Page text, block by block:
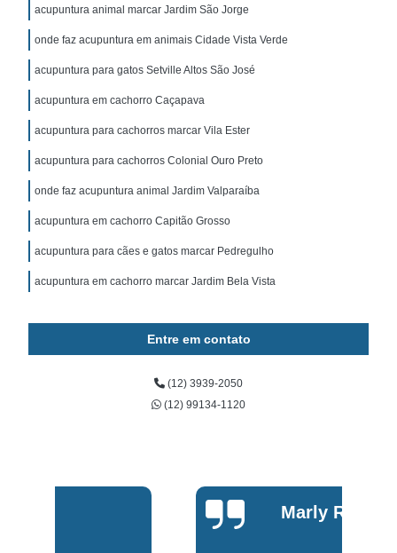
acupuntura animal marcar Jardim São Jorge
onde faz acupuntura em animais Cidade Vista Verde
acupuntura para gatos Setville Altos São José
acupuntura em cachorro Caçapava
acupuntura para cachorros marcar Vila Ester
acupuntura para cachorros Colonial Ouro Preto
onde faz acupuntura animal Jardim Valparaíba
acupuntura em cachorro Capitão Grosso
acupuntura para cães e gatos marcar Pedregulho
acupuntura em cachorro marcar Jardim Bela Vista
Entre em contato
(12) 3939-2050
(12) 99134-1120
Marly Rosa